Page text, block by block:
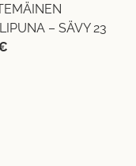
– SÄVY 23